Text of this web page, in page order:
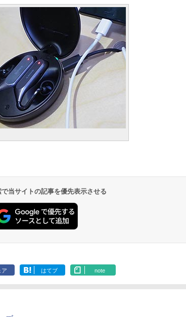
当サイトの記事を優先表示させる
ア はてブ note